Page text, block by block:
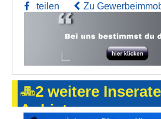
teilen Zu
2 weitere
Anbieters